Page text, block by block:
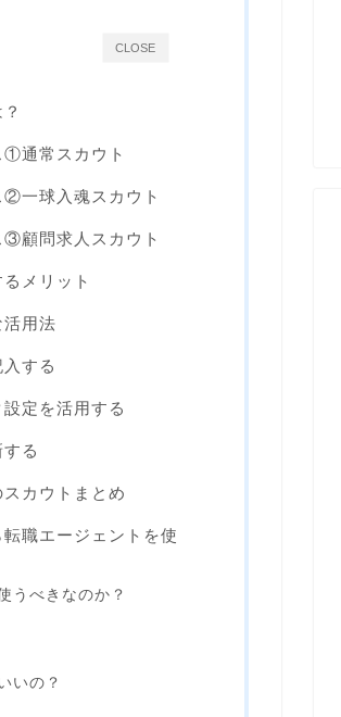
CLOSE
①通常スカウト
②一球入魂スカウト
③顧問求人スカウト
メリット
用法
する
定を活用する
る
カウトまとめ
職エージェントを使
うべきなのか？
いの？